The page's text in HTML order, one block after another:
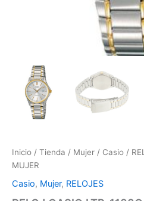
Inicio / Tienda / Mujer / Casio /
MUJER
Casio, Mujer, RELOJES